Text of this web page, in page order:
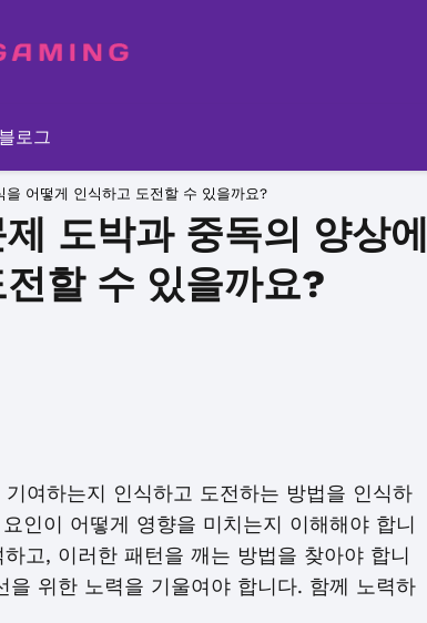
블로그
어떻게 인식하고 도전할 수 있을까요?
도박과 중독의 양상에
할 수 있을까요?
여하는지 인식하고 도전하는 방법을 인식하
인이 어떻게 영향을 미치는지 이해해야 합니
고, 이러한 패턴을 깨는 방법을 찾아야 합니
위한 노력을 기울여야 합니다. 함께 노력하